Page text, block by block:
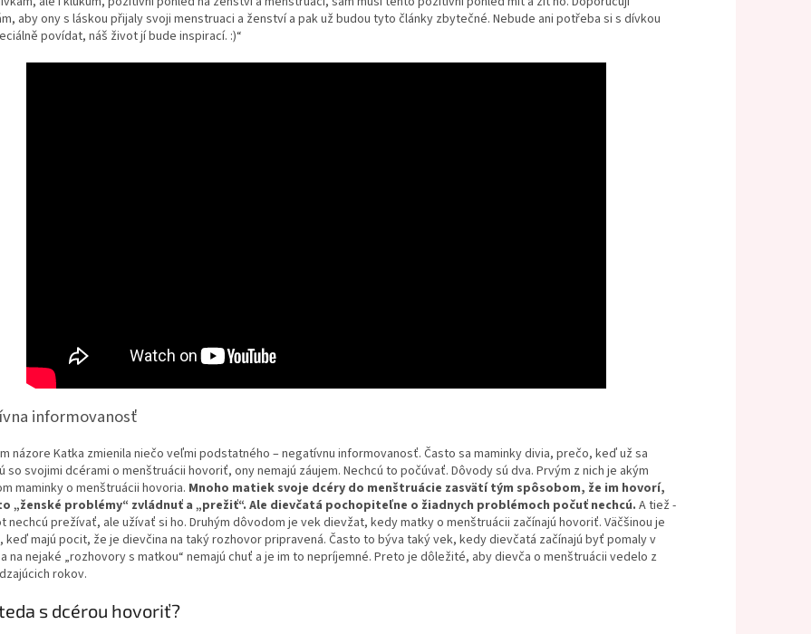
aby ony s láskou přijaly svoji menstruaci a ženství a pak už budou tyto články zbytečné. Nebude ani potřeba si s dívkou
povídat, náš život jí bude inspirací. :)“
informovanosť
názore Katka zmienila niečo veľmi podstatného – negatívnu informovanosť. Často sa maminky divia, prečo, keď už sa
so svojimi dcérami o menštruácii hovoriť, ony nemajú záujem. Nechcú to počúvať. Dôvody sú dva. Prvým z nich je akým
maminky o menštruácii hovoria. Mnoho matiek svoje dcéry do menštruácie zasvätí tým spôsobom, že im hovorí,
„ženské problémy“ zvládnuť a „prežiť“. Ale dievčatá pochopiteľne o žiadnych problémoch počuť nechcú. A tiež -
nechcú prežívať, ale užívať si ho. Druhým dôvodom je vek dievžat, kedy matky o menštruácii začínajú hovoriť. Väčšinou je
majú pocit, že je dievčina na taký rozhovor pripravená. Často to býva taký vek, kedy dievčatá začínajú byť pomaly v
na nejaké „rozhovory s matkou“ nemajú chuť a je im to nepríjemné. Preto je dôležité, aby dievča o menštruácii vedelo z
rokov.
s dcérou hovoriť?